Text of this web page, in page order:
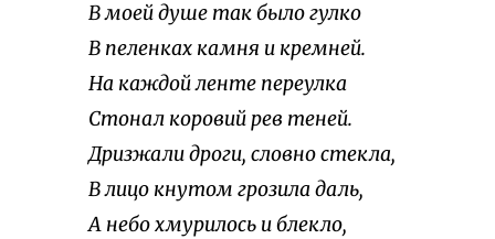
В моей душе так было гулко
В пеленках камня и кремней.
На каждой ленте переулка
Стонал коровий рев теней.
Дризжали дроги, словно стекла,
В лицо кнутом грозила даль,
А небо хмурилось и блекло,